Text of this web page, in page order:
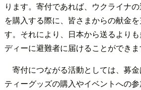
ります。寄付であれば、ウクライナ
を購入する際に、皆さまからの献金
す。それにより、日本から送るより
ディーに避難者に届けることができま
寄付につながる活動としては、募
ティーグッズの購入やイベントへの